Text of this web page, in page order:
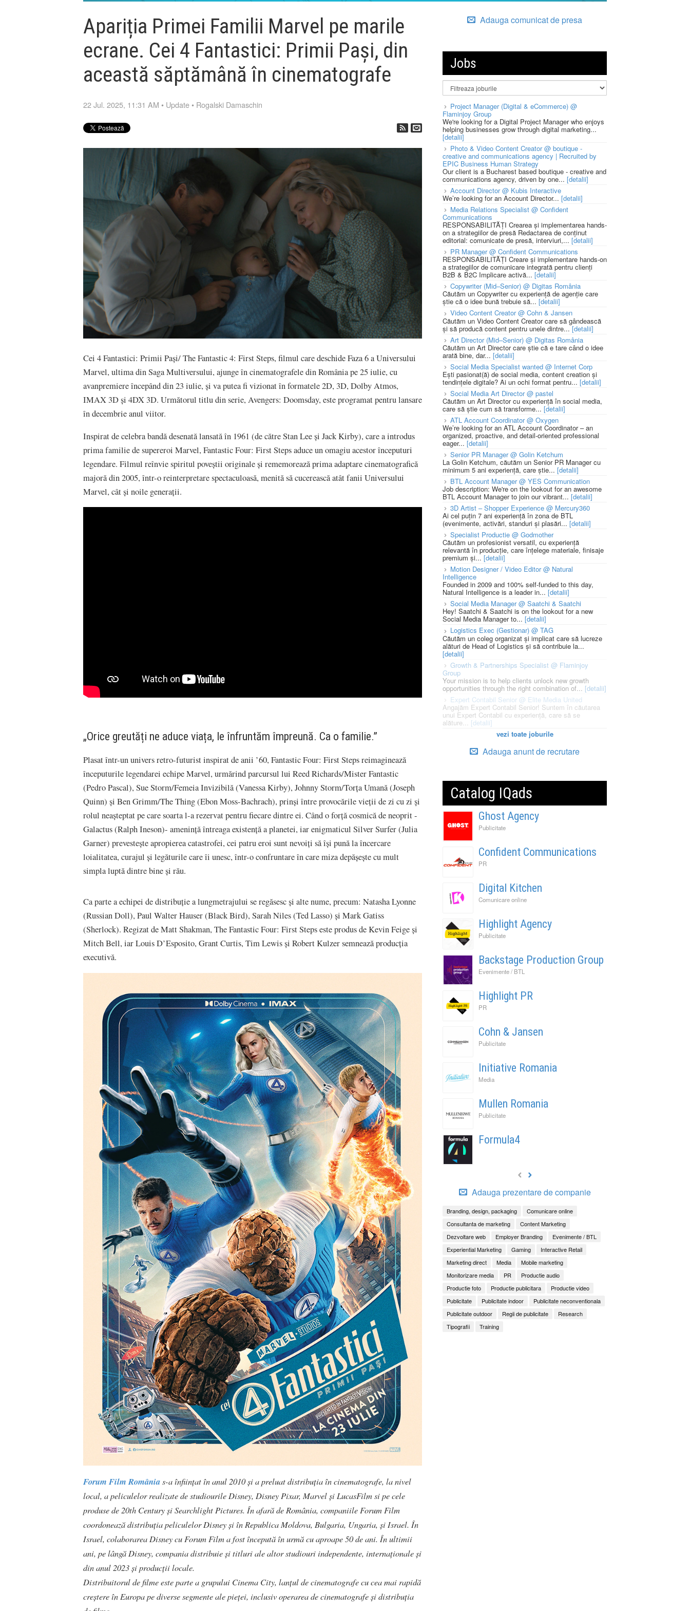
Apariția Primei Familii Marvel pe marile
ecrane. Cei 4 Fantastici: Primii Pași, din
această săptămână în cinematografe
22 Jul. 2025, 11:31 AM • Update • Rogalski Damaschin
Cei 4 Fantastici: Primii Pași/ The Fantastic 4: First Steps, filmul care deschide Faza 6 a Universului
Marvel, ultima din Saga Multiversului, ajunge în cinematografele din România pe 25 iulie, cu
avanpremiere începând din 23 iulie, și va putea fi vizionat în formatele 2D, 3D, Dolby Atmos,
IMAX 3D și 4DX 3D. Următorul titlu din serie, Avengers: Doomsday, este programat pentru lansare
în decembrie anul viitor.
Inspirat de celebra bandă desenată lansată în 1961 (de către Stan Lee și Jack Kirby), care a introdus
prima familie de supereroi Marvel, Fantastic Four: First Steps aduce un omagiu acestor începuturi
legendare. Filmul reînvie spiritul poveștii originale și rememorează prima adaptare cinematografică
majoră din 2005, într-o reinterpretare spectaculoasă, menită să cucerească atât fanii Universului
Marvel, cât și noile generații.
„Orice greutăți ne aduce viața, le înfruntăm împreună. Ca o familie.”
Plasat într-un univers retro-futurist inspirat de anii ’60, Fantastic Four: First Steps reimaginează
începuturile legendarei echipe Marvel, urmărind parcursul lui Reed Richards/Mister Fantastic
(Pedro Pascal), Sue Storm/Femeia Invizibilă (Vanessa Kirby), Johnny Storm/Torța Umană (Joseph
Quinn) și Ben Grimm/The Thing (Ebon Moss-Bachrach), prinși între provocările vieții de zi cu zi și
rolul neașteptat pe care soarta l-a rezervat pentru fiecare dintre ei. Când o forță cosmică de neoprit -
Galactus (Ralph Ineson)- amenință întreaga existență a planetei, iar enigmaticul Silver Surfer (Julia
Garner) prevestește apropierea catastrofei, cei patru eroi sunt nevoiți să își pună la încercare
loialitatea, curajul și legăturile care îi unesc, într-o confruntare în care miza depășește cu mult
simpla luptă dintre bine și rău.
Ca parte a echipei de distribuție a lungmetrajului se regăsesc și alte nume, precum: Natasha Lyonne
(Russian Doll), Paul Walter Hauser (Black Bird), Sarah Niles (Ted Lasso) și Mark Gatiss
(Sherlock). Regizat de Matt Shakman, The Fantastic Four: First Steps este produs de Kevin Feige și
Mitch Bell, iar Louis D’Esposito, Grant Curtis, Tim Lewis și Robert Kulzer semnează producția
executivă.
Forum Film Românias-a înfiinţat în anul 2010 şi a preluat distribuţia în cinematografe, la nivel
local, a peliculelor realizate de studiourile Disney, Disney Pixar, Marvel și LucasFilm si pe cele
produse de 20th Century și Searchlight Pictures. În afară de România, companiile Forum Film
coordonează distribuţia peliculelor Disney şi în Republica Moldova, Bulgaria, Ungaria, şi Israel. În
Israel, colaborarea Disney cu Forum Film a fost începută în urmă cu aproape 50 de ani. În ultimii
ani, pe lângă Disney, compania distribuie şi titluri ale altor studiouri independente, internaționale și
din anul 2023 și producții locale.
Distribuitorul de filme este parte a grupului Cinema City, lanțul de cinematografe cu cea mai rapidă
creștere în Europa pe diverse segmente ale pieței, inclusiv operarea de cinematografe și distribuția
Adauga comunicat de presa
Jobs
Project Manager (Digital & eCommerce) @
Flaminjoy Group
We're looking for a Digital Project Manager who enjoys
helping businesses grow through digital marketing...
[detalii]
Photo & Video Content Creator @ boutique -
creative and communications agency | Recruited by
EPIC Business Human Strategy
Our client is a Bucharest based boutique - creative and
communications agency, driven by one... [detalii]
Account Director @ Kubis Interactive
We’re looking for an Account Director... [detalii]
Media Relations Specialist @ Confident
Communications
RESPONSABILITĂȚI Crearea și implementarea hands-
on a strategiilor de presă Redactarea de conținut
editorial: comunicate de presă, interviuri,... [detalii]
PR Manager @ Confident Communications
RESPONSABILITĂȚI Creare și implementare hands-on
a strategiilor de comunicare integrată pentru clienți
B2B & B2C Implicare activă... [detalii]
Copywriter (Mid–Senior) @ Digitas România
Căutăm un Copywriter cu experiență de agenție care
știe că o idee bună trebuie să... [detalii]
Video Content Creator @ Cohn & Jansen
Căutăm un Video Content Creator care să gândească
și să producă content pentru unele dintre...[detalii]
Art Director (Mid–Senior) @ Digitas România
Căutăm un Art Director care știe că e tare când o idee
arată bine, dar... [detalii]
Social Media Specialist wanted @ Internet Corp
Ești pasionat(ă) de social media, content creation și
tendințele digitale? Ai un ochi format pentru... [detalii]
Social Media Art Director @ pastel
Căutăm un Art Director cu experiență în social media,
care să știe cum să transforme... [detalii]
ATL Account Coordinator @ Oxygen
We’re looking for an ATL Account Coordinator – an
organized, proactive, and detail-oriented professional
eager... [detalii]
Senior PR Manager @ Golin Ketchum
La Golin Ketchum, căutăm un Senior PR Manager cu
minimum 5 ani experiență, care știe... [detalii]
BTL Account Manager @ YES Communication
Job description: We're on the lookout for an awesome
BTL Account Manager to join our vibrant... [detalii]
3D Artist – Shopper Experience @ Mercury360
Ai cel puțin 7 ani experiență în zona de BTL
(evenimente, activări, standuri și plasări... [detalii]
Specialist Productie @ Godmother
Căutăm un profesionist versatil, cu experiență
relevantă în producție, care înțelege materiale, finisaje
premium și... [detalii]
Motion Designer / Video Editor @ Natural
Intelligence
Founded in 2009 and 100% self-funded to this day,
Natural Intelligence is a leader in... [detalii]
Social Media Manager @ Saatchi & Saatchi
Hey! Saatchi & Saatchi is on the lookout for a new
Social Media Manager to... [detalii]
Logistics Exec (Gestionar) @ TAG
Căutăm un coleg organizat și implicat care să lucreze
alături de Head of Logistics și să contribuie la...
[detalii]
Growth & Partnerships Specialist @ Flaminjoy
Group
Your mission is to help clients unlock new growth
opportunities through the right combination of... [detalii]
Expert Contabil Senior @ Elite Media United
Angajăm Expert Contabil Senior! Suntem în căutarea
unui Expert Contabil cu experiență, care să se
alăture... [detalii]
vezi toate joburile
Adauga anunt de recrutare
Catalog IQads
Ghost Agency
Publicitate
Confident Communications
PR
Digital Kitchen
Comunicare online
Highlight Agency
Publicitate
Backstage Production Group
Evenimente / BTL
Highlight PR
PR
Cohn & Jansen
Publicitate
Initiative Romania
Media
Mullen Romania
Publicitate
Formula4
Adauga prezentare de companie
Branding, design, packaging
Comunicare online
Consultanta de marketing
Content Marketing
Dezvoltare web
Employer Branding
Evenimente / BTL
Experiential Marketing
Gaming
Interactive Retail
Marketing direct
Media
Mobile marketing
Monitorizare media
PR
Productie audio
Productie foto
Productie publicitara
Productie video
Publicitate
Publicitate indoor
Publicitate neconventionala
Publicitate outdoor
Regii de publicitate
Research
Tipografii
Training